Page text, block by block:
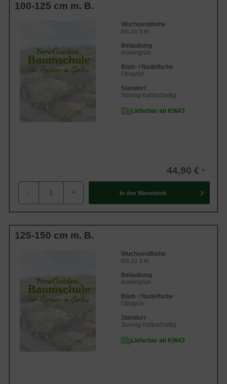
100-125 cm m. B.
Wuchsendhöhe
bis zu 3 m
Belaubung
Immergrün
Blatt- / Nadelfarbe
Olivgrün
Standort
Sonnig-halbschattig
Lieferbar ab KW43
44,90 €
- + In den Warenkorb
125-150 cm m. B.
Wuchsendhöhe
bis zu 3 m
Belaubung
Immergrün
Blatt- / Nadelfarbe
Olivgrün
Standort
Sonnig-halbschattig
Lieferbar ab KW43